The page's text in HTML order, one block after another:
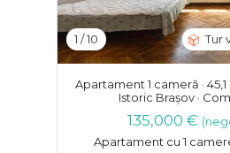
1 /10 Tur
Apartament 1 cameră ·
Istoric Brașov ·
135,000 €
Apartament cu 1